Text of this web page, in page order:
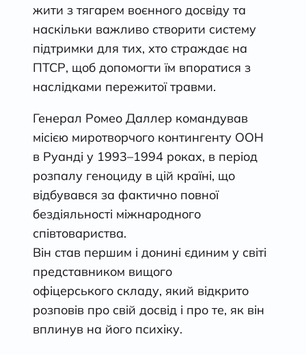
жити з тягарем воєнного досвіду та
наскільки важливо створити систему
підтримки для тих, хто страждає на
ПТСР, щоб допомогти їм впоратися з
наслідками пережитої травми.
Генерал Ромео Даллер командував
місією миротворчого контингенту ООН
в Руанді у 1993–1994 роках, в період
розпалу геноциду в цій країні, що
відбувався за фактично повної
бездіяльності міжнародного
співтовариства.
Він став першим і донині єдиним у світі
представником вищого
офіцерського складу, який відкрито
розповів про свій досвід і про те, як він
вплинув на його психіку.